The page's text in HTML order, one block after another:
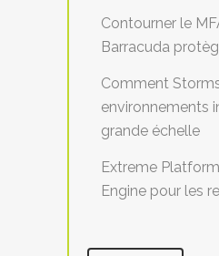
Contourner le
Barracuda
Comment
environnements
grande échelle
Extreme
Engine pour les